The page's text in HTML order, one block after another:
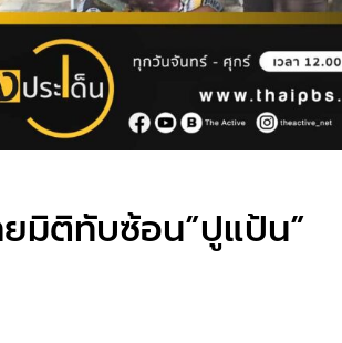
ยมิติทับซ้อน”ปูแป้น”